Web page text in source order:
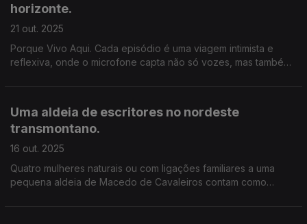
horizonte.
21 out. 2025
Porque Vivo Aqui. Cada episódio é uma viagem intimista e
reflexiva, onde o microfone capta não só vozes, mas também
Uma aldeia de escritores no nordeste
transmontano.
16 out. 2025
Quatro mulheres naturais ou com ligações familiares a uma
pequena aldeia de Macedo de Cavaleiros contam como